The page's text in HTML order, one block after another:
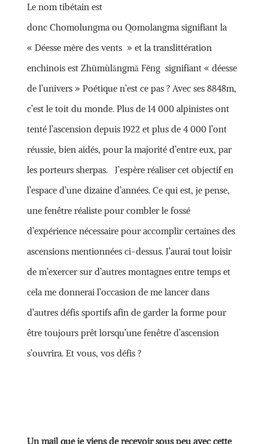
Le nom tibétain est
donc Chomolungma ou Qomolangma signifiant la
« Déesse mère des vents » et la translittération
enchinois est Zhūmùlǎngmǎ Fēng signifiant « déesse
de l’univers » Poétique n’est ce pas ? Avec ses 8848m,
c’est le toit du monde. Plus de 14 000 alpinistes ont
tenté l’ascension depuis 1922 et plus de 4 000 l’ont
réussie, bien aidés, pour la majorité d’entre eux, par
les porteurs sherpas. J’espère réaliser cet objectif en
l’espace d’une dizaine d’années. Ce qui est, je pense,
une fenêtre réaliste pour combler le fossé
d’expérience nécessaire pour accomplir certaines des
ascensions mentionnées ci-dessus. J’aurai tout loisir
de m’exercer sur d’autres montagnes entre temps et
cela me donnerai l’occasion de me lancer dans
d’autres défis sportifs afin de garder la forme pour
être toujours prêt lorsqu’une fenêtre d’ascension
s’ouvrira. Et vous, vos défis ?
Un mail que je viens de recevoir sous peu avec cette